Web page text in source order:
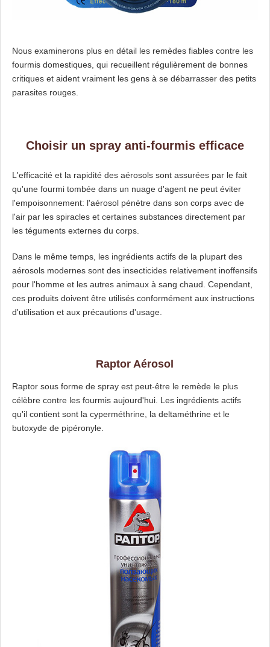
Nous examinerons plus en détail les remèdes fiables contre les
fourmis domestiques, qui recueillent régulièrement de bonnes
critiques et aident vraiment les gens à se débarrasser des petits
parasites rouges.
Choisir un spray anti-fourmis efficace
L'efficacité et la rapidité des aérosols sont assurées par le fait
qu'une fourmi tombée dans un nuage d'agent ne peut éviter
l'empoisonnement: l'aérosol pénètre dans son corps avec de
l'air par les spiracles et certaines substances directement par
les téguments externes du corps.
Dans le même temps, les ingrédients actifs de la plupart des
aérosols modernes sont des insecticides relativement inoffensifs
pour l'homme et les autres animaux à sang chaud. Cependant,
ces produits doivent être utilisés conformément aux instructions
d'utilisation et aux précautions d'usage.
Raptor Aérosol
Raptor sous forme de spray est peut-être le remède le plus
célèbre contre les fourmis aujourd'hui. Les ingrédients actifs
qu'il contient sont la cyperméthrine, la deltaméthrine et le
butoxyde de pipéronyle.